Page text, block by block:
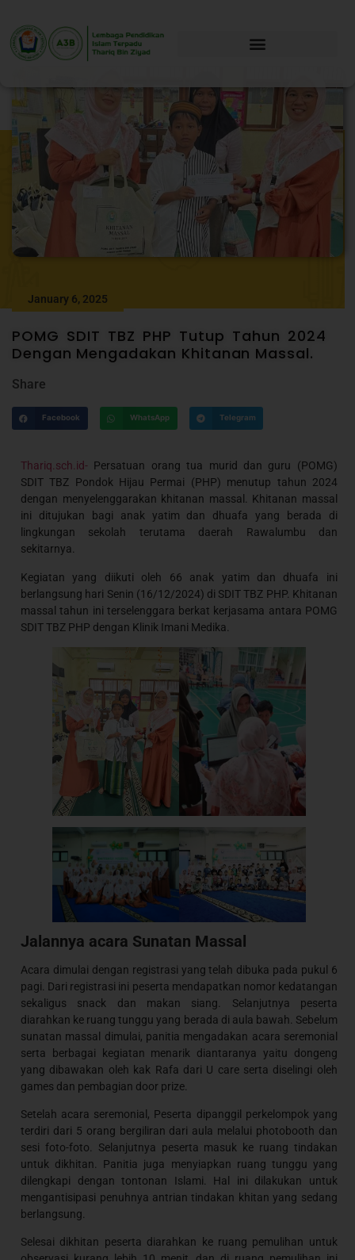
January 6, 2025
POMG SDIT TBZ PHP Tutup Tahun 2024
Dengan Mengadakan Khitanan Massal.
Share
Facebook WhatsApp Telegram
Thariq.sch.id- Persatuan orang tua murid dan guru (POMG)
SDIT TBZ Pondok Hijau Permai (PHP) menutup tahun 2024
dengan menyelenggarakan khitanan massal. Khitanan massal
ini ditujukan bagi anak yatim dan dhuafa yang berada di
lingkungan sekolah terutama daerah Rawalumbu dan
sekitarnya.
Kegiatan yang diikuti oleh 66 anak yatim dan dhuafa ini
berlangsung hari Senin (16/12/2024) di SDIT TBZ PHP. Khitanan
massal tahun ini terselenggara berkat kerjasama antara POMG
SDIT TBZ PHP dengan Klinik Imani Medika.
Jalannya acara Sunatan Massal
Acara dimulai dengan registrasi yang telah dibuka pada pukul 6
pagi. Dari registrasi ini peserta mendapatkan nomor kedatangan
sekaligus snack dan makan siang. Selanjutnya peserta
diarahkan ke ruang tunggu yang berada di aula bawah. Sebelum
sunatan massal dimulai, panitia mengadakan acara seremonial
serta berbagai kegiatan menarik diantaranya yaitu dongeng
yang dibawakan oleh kak Rafa dari U care serta diselingi oleh
games dan pembagian door prize.
Setelah acara seremonial, Peserta dipanggil perkelompok yang
terdiri dari 5 orang bergiliran dari aula melalui photobooth dan
sesi foto-foto. Selanjutnya peserta masuk ke ruang tindakan
untuk dikhitan. Panitia juga menyiapkan ruang tunggu yang
dilengkapi dengan tontonan Islami. Hal ini dilakukan untuk
mengantisipasi penuhnya antrian tindakan khitan yang sedang
berlangsung.
Selesai dikhitan peserta diarahkan ke ruang pemulihan untuk